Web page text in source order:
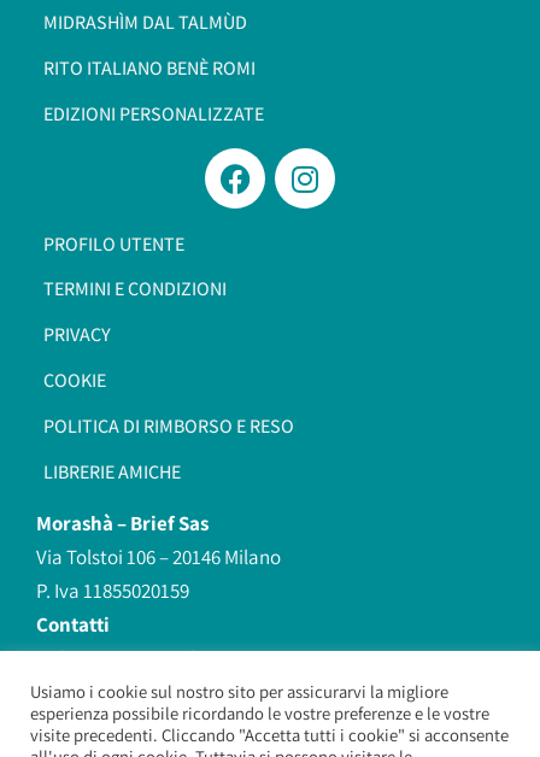
MIDRASHÌM DAL TALMÙD
RITO ITALIANO BENÈ ROMI​
EDIZIONI PERSONALIZZATE
PROFILO UTENTE
TERMINI E CONDIZIONI
PRIVACY
COOKIE
POLITICA DI RIMBORSO E RESO
LIBRERIE AMICHE
Morashà –Brief Sas
Via Tolstoi 106 – 20146 Milano
P. Iva 11855020159
Contatti
redazione@morasha.it
339 8596707
(anche Whatsapp)
Usiamo i cookie sul nostro sito per assicurarvi la migliore
esperienza possibile ricordando le vostre preferenze e le vostre
visite precedenti. Cliccando "Accetta tutti i cookie" si acconsente